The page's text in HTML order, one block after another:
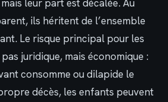
leur part est décalée. Au
ils héritent de l’ensemble
Le risque principal pour les
juridique, mais économique :
consomme ou dilapide le
décès, les enfants peuvent